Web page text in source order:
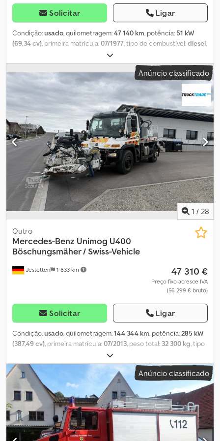
Solicitar Ligar
Condição:usado, quilometragem:47 140 km, potência: 51 kW
(69,34 cv), primeira matrícula:07/1977, tipo de combustível:diesel,
, distância entre eixos:
combustível:diesel, cor:verde, tipo de engrenagem:mecânico,
número de velocidades:8, número de lugares:2, Ano de fabrico:
, Número de portas: 2 Número de cilindros: 4 Cilindrada do
motor: 2.404 cc Dcodpfx Aezrahvjivsk Peso em vazio: 2.500 kg
Carga útil: 1.000 kg Peso bruto total: 3.500 kg Velocidade máxima:
70 km/h Interior: cinza
Anúncio classificado
1 / 28
Jestetten 1 633 km
Outro
Mercedes-Benz Unimog U400
Böschungsmäher / Swiss-Vehicle
47 310 €
Preço fixo acresce IVA
(56 299 € bruto)
Solicitar Ligar
Condição:usado, quilometragem:144 344 km, potência:285 kW
(387,49 cv), primeira matrícula:07/2013, peso total: 32 300 kg, tipo
, configuração de eixo:
operacional:12 500 kg, peso máximo de carga:5 740 kg, peso em
vazio:
6 760 kg , tamanho do pneu:315 / 80 R 22.5 / 11mm, próxima
inspeção (TÜV):
03/2023 , cabina do condutor: cabina diurna, tipo
de engrenagem:semi-automático, classe de emissão:Euro 5
suspensão:
aço, largura total:25 500 mm, dimensão do pneu
dianteiro:315 / 80 R 22.5 / 11mm , número de lugares:2,
Equipamento:ar condicionado
Anúncio classificado